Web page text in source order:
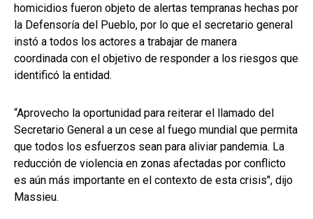
homicidios fueron objeto de alertas tempranas hechas por
la Defensoría del Pueblo, por lo que el secretario general
instó a todos los actores a trabajar de manera
coordinada con el objetivo de responder a los riesgos que
identificó la entidad.
“Aprovecho la oportunidad para reiterar el llamado del
Secretario General a un cese al fuego mundial que permita
que todos los esfuerzos sean para aliviar pandemia. La
reducción de violencia en zonas afectadas por conflicto
es aún más importante en el contexto de esta crisis", dijo
Massieu.